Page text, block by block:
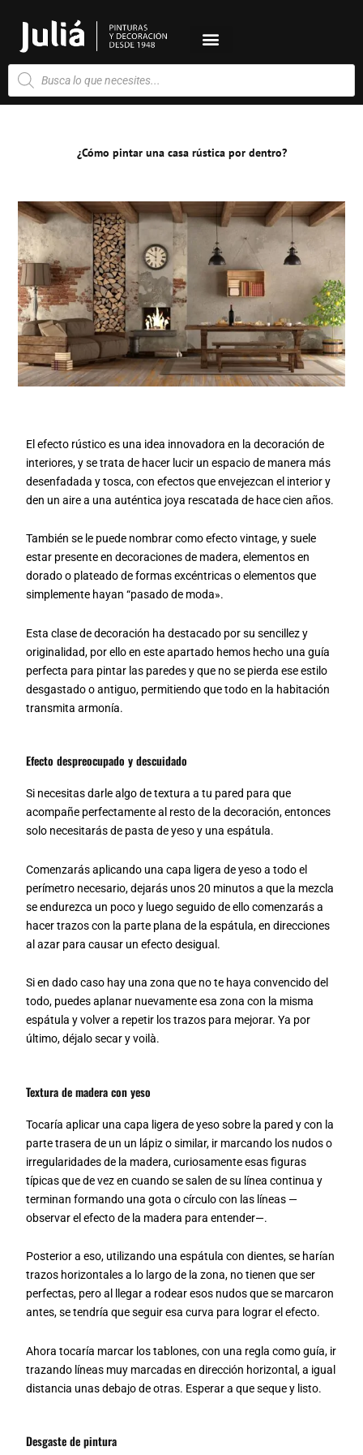
contenido
Búsqueda
de
productos
¿Cómo pintar una casa rústica por dentro?
El efecto rústico es una idea innovadora en la decoración de
interiores, y se trata de hacer lucir un espacio de manera más
desenfadada y tosca, con efectos que envejezcan el interior y
den un aire a una auténtica joya rescatada de hace cien años.
También se le puede nombrar como efecto vintage, y suele
estar presente en decoraciones de madera, elementos en
dorado o plateado de formas excéntricas o elementos que
simplemente hayan “pasado de moda».
Esta clase de decoración ha destacado por su sencillez y
originalidad, por ello en este apartado hemos hecho una guía
perfecta para pintar las paredes y que no se pierda ese estilo
desgastado o antiguo, permitiendo que todo en la habitación
transmita armonía.
Efecto despreocupado y descuidado
Si necesitas darle algo de textura a tu pared para que
acompañe perfectamente al resto de la decoración, entonces
solo necesitarás de pasta de yeso y una espátula.
Comenzarás aplicando una capa ligera de yeso a todo el
perímetro necesario, dejarás unos 20 minutos a que la mezcla
se endurezca un poco y luego seguido de ello comenzarás a
hacer trazos con la parte plana de la espátula, en direcciones
al azar para causar un efecto desigual.
Si en dado caso hay una zona que no te haya convencido del
todo, puedes aplanar nuevamente esa zona con la misma
espátula y volver a repetir los trazos para mejorar. Ya por
último, déjalo secar y voilà.
Textura de madera con yeso
Tocaría aplicar una capa ligera de yeso sobre la pared y con la
parte trasera de un un lápiz o similar, ir marcando los nudos o
irregularidades de la madera, curiosamente esas figuras
típicas que de vez en cuando se salen de su línea continua y
terminan formando una gota o círculo con las líneas —
observar el efecto de la madera para entender—.
Posterior a eso, utilizando una espátula con dientes, se harían
trazos horizontales a lo largo de la zona, no tienen que ser
perfectas, pero al llegar a rodear esos nudos que se marcaron
antes, se tendría que seguir esa curva para lograr el efecto.
Ahora tocaría marcar los tablones, con una regla como guía, ir
trazando líneas muy marcadas en dirección horizontal, a igual
distancia unas debajo de otras. Esperar a que seque y listo.
Desgaste de pintura